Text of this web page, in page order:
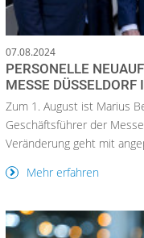
07.08.2024
PERSONELLE
MESSE
Zum 1. August ist Marius
Geschäftsführer der
Veränderung geht mit
Mehr erfahren